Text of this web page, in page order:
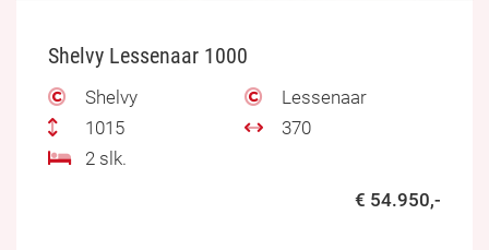
Shelvy Lessenaar 1000
Shelvy
Lessenaar
1015
370
2 slk.
€ 54.950,-